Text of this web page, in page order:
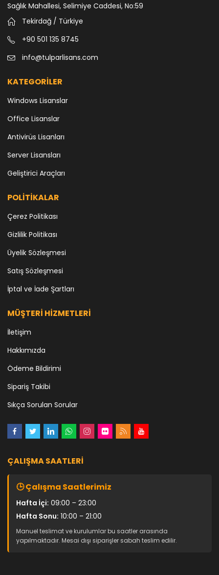
Sağlık Mahallesi, Selimiye Caddesi, No:59
Tekirdağ / Türkiye
+90 501 135 8745
info@tulparlisans.com
KATEGORİLER
Windows Lisanslar
Office Lisanslar
Antivirüs Lisanları
Server Lisansları
Geliştirici Araçları
POLİTİKALAR
Çerez Politikası
Gizlilik Politikası
Üyelik Sözleşmesi
Satış Sözleşmesi
İptal ve İade Şartları
MÜŞTERİ HİZMETLERİ
İletişim
Hakkımızda
Ödeme Bildirimi
Sipariş Takibi
Sıkça Sorulan Sorular
ÇALIŞMA SAATLERI
🕒 Çalışma Saatlerimiz
Hafta İçi: 09:00 – 23:00
Hafta Sonu: 10:00 – 21:00
Manuel teslimat ve kurulumlar bu saatler arasında
yapılmaktadır. Mesai dışı siparişler sabah teslim edilir.